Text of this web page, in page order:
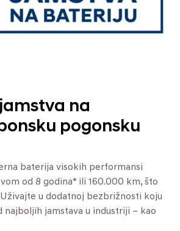
na
pogonsku
baterija visokih performansi
od 8 godina* ili 160.000 km, što
u dodatnoj bezbrižnosti koju
najboljih jamstava u industriji – kao